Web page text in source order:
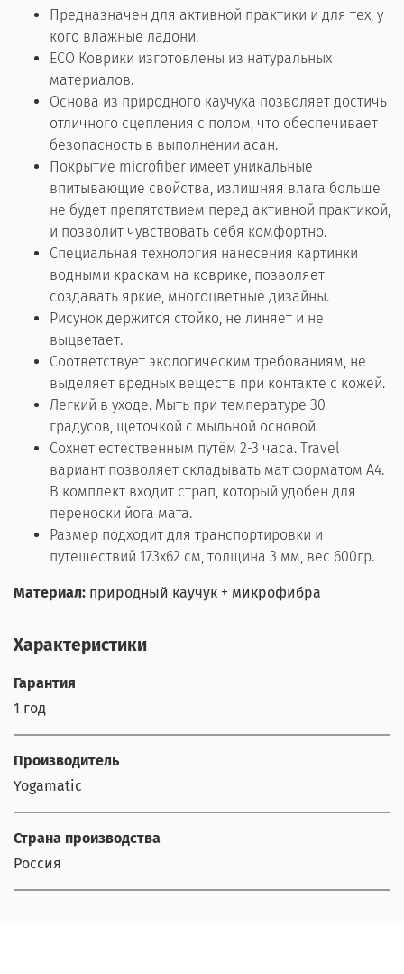
Предназначен для активной практики и для тех, у
кого влажные ладони.
ECO Коврики изготовлены из натуральных
материалов.
Основа из природного каучука позволяет достичь
отличного сцепления с полом, что обеспечивает
безопасность в выполнении асан.
Покрытие microfiber имеет уникальные
впитывающие свойства, излишняя влага больше
не будет препятствием перед активной практикой,
и позволит чувствовать себя комфортно.
Специальная технология нанесения картинки
водными краскам на коврике, позволяет
создавать яркие, многоцветные дизайны.
Рисунок держится стойко, не линяет и не
выцветает.
Соответствует экологическим требованиям, не
выделяет вредных веществ при контакте с кожей.
Легкий в уходе. Мыть при температуре 30
градусов, щеточкой с мыльной основой.
Сохнет естественным путём 2-3 часа. Travel
вариант позволяет складывать мат форматом А4.
В комплект входит страп, который удобен для
переноски йога мата.
Размер подходит для транспортировки и
путешествий 173х62 см, толщина 3 мм, вес 600гр.
Материал: природный каучук + микрофибра
Характеристики
Гарантия
1 год
Производитель
Yogamatic
Страна производства
Россия